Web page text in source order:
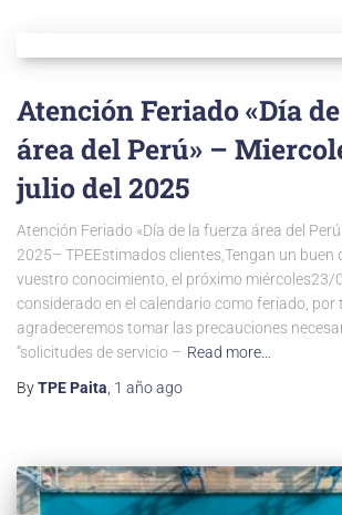
Atención Feriado «Día
área del Perú» –
julio del 2025
Atención Feriado «Día de la fuerza área del Perú
2025– TPEEstimados clientes,Tengan un buen
vuestro conocimiento, el próximo miércoles23/
considerado en el calendario como feriado, por
agradeceremos tomar las precauciones
“solicitudes de servicio – Read more…
ByTPE Paita 1 añoago